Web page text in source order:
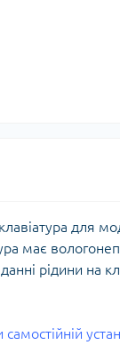
для
має
рідини на
самостійній